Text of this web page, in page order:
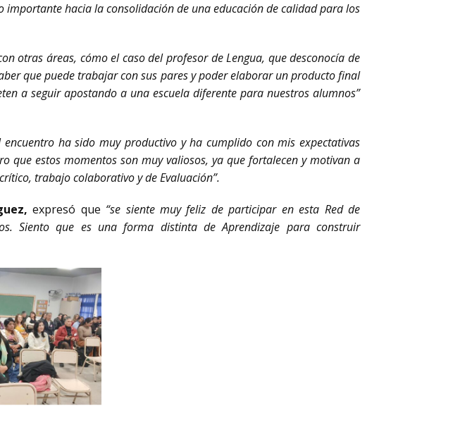
hacia la consolidación de una educación de calidad para los
otras áreas, cómo el caso del profesor de Lengua, que desconocía de
que puede trabajar con sus pares y poder elaborar un producto final
a seguir apostando a una escuela diferente para nuestros alumnos”
encuentro ha sido muy productivo y ha cumplido con mis expectativas
que estos momentos son muy valiosos, ya que fortalecen y motivan a
trabajo colaborativo y de Evaluación”.
expresó que “se siente muy feliz de participar en esta Red de
Siento que es una forma distinta de Aprendizaje para construir